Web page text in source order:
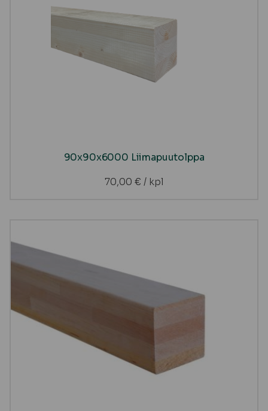
90x90x6000 Liimapuutolppa
70,00 € / kpl